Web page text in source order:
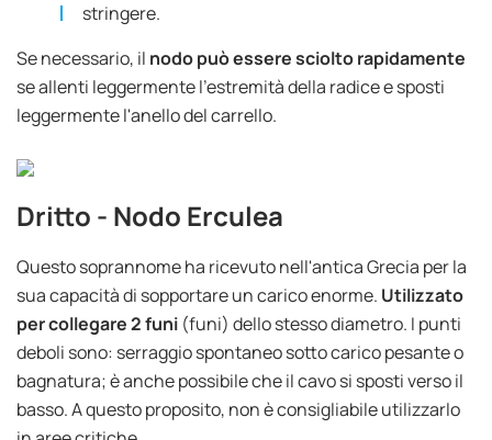
stringere.
Se necessario, il nodo può essere sciolto rapidamente
se allenti leggermente l'estremità della radice e sposti
leggermente l'anello del carrello.
Dritto - Nodo Erculea
Questo soprannome ha ricevuto nell'antica Grecia per la
sua capacità di sopportare un carico enorme. Utilizzato
per collegare 2 funi (funi) dello stesso diametro. I punti
deboli sono: serraggio spontaneo sotto carico pesante o
bagnatura; è anche possibile che il cavo si sposti verso il
basso. A questo proposito, non è consigliabile utilizzarlo